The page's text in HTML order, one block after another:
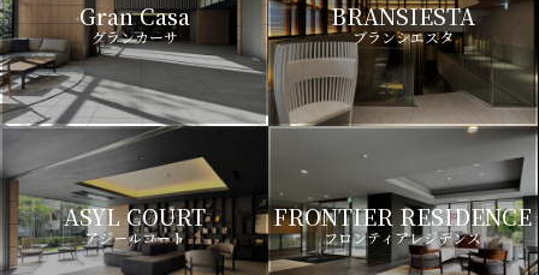
Gran Casa
グランカーサ
BRANSIESTA
ブランシエスタ
ASYL COURT
アジールコート
FRONTIER RESIDENCE
フロンティアレジデンス